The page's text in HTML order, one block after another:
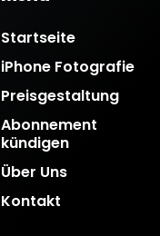
Startseite
iPhone Fotografie
Preisgestaltung
Abonnement
kündigen
Über Uns
Kontakt